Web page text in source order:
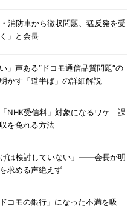
消防車から徴収問題、猛反発を受
」と会長
」声ある“ドコモ通信品質問題”の
かす「道半ば」の詳細解説
NHK受信料」対象になるワケ 課
を免れる方法
げは検討していない」――会長が明
求める声絶えず
コモの銀行」になった不満を吸